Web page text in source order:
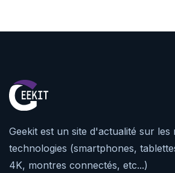
Geekit est un site d'actualité sur les
technologies (smartphones,
4K, montres connectés, etc...)